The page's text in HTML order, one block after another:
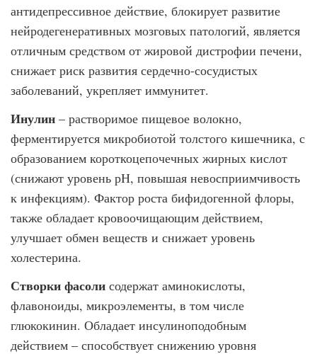
антидепрессивное действие, блокирует развитие
нейродегенеративных мозговых патологий, является
отличным средством от жировой дистрофии печени,
снижает риск развития сердечно-сосудистых
заболеваний, укрепляет иммунитет.
Инулин – растворимое пищевое волокно,
ферментируется микробиотой толстого кишечника, с
образованием короткоцепочечных жирных кислот
(снижают уровень рН, повышая невосприимчивость
к инфекциям). Фактор роста бифидогенной флоры,
также обладает кровоочищающим действием,
улучшает обмен веществ и снижает уровень
холестерина.
Створки фасоли содержат аминокислоты,
флавоноиды, микроэлементы, в том числе
глюкокинин. Обладает инсулиноподобным
действием – способствует снижению уровня